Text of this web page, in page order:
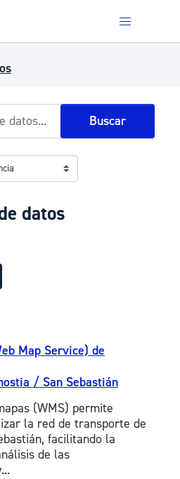
Buscar
datos
Map Service) de
/ San Sebastián
(WMS) permite
la red de transporte de
facilitando la
de las